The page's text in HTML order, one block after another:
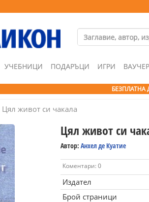
УЧЕБНИЦИ ПОДАРЪЦИ ИГРИ
БЕЗПЛАТНА
Цял живот си чакала
Цял живот си
Автор: Анхел де Куатие
Коментари: 0
Издател
Брой страници